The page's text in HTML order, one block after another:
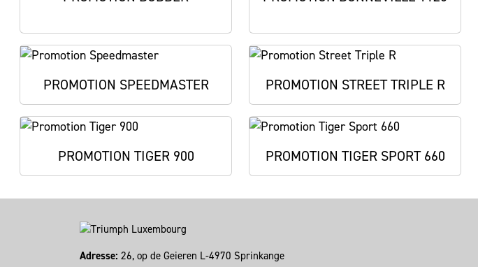
PROMOTION SPEEDMASTER PROMOTION STREET TRIPLE R
PROMOTION TIGER 900 PROMOTION TIGER SPORT 660
Adresse: 26, op de Geieren L-4970 Sprinkange